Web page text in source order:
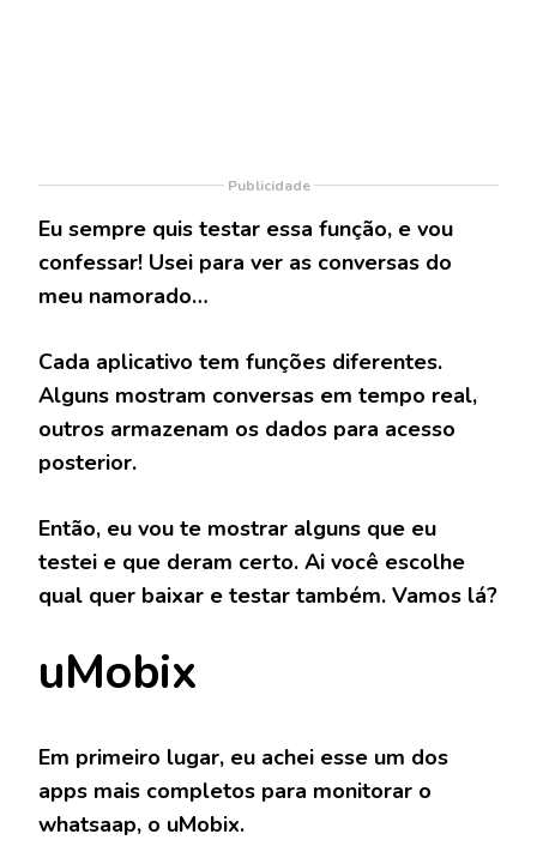
Publicidade
Eu sempre quis testar essa função, e vou
confessar! Usei para ver as conversas do
meu namorado…
Cada aplicativo tem funções diferentes.
Alguns mostram conversas em tempo real,
outros armazenam os dados para acesso
posterior.
Então, eu vou te mostrar alguns que eu
testei e que deram certo. Ai você escolhe
qual quer baixar e testar também. Vamos lá?
uMobix
Em primeiro lugar, eu achei esse um dos
apps mais completos para monitorar o
whatsaap, o uMobix.